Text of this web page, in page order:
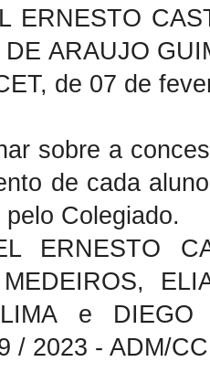
ERNESTO
ARAUJO
de 07 de
sobre a
de cada
Colegiado.
ERNESTO
e DIEGO
/ 2023 - ADM/